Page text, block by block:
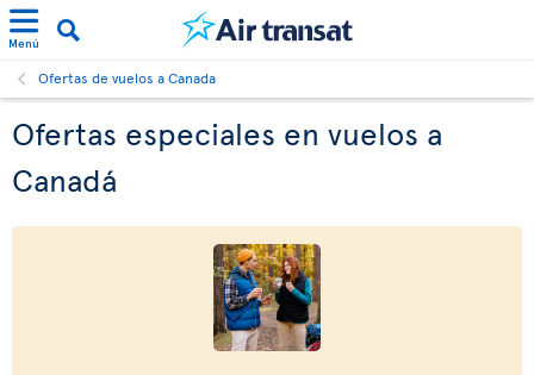
Menú
Ofertas de vuelos a Canada
Ofertas especiales en vuelos a
Canadá